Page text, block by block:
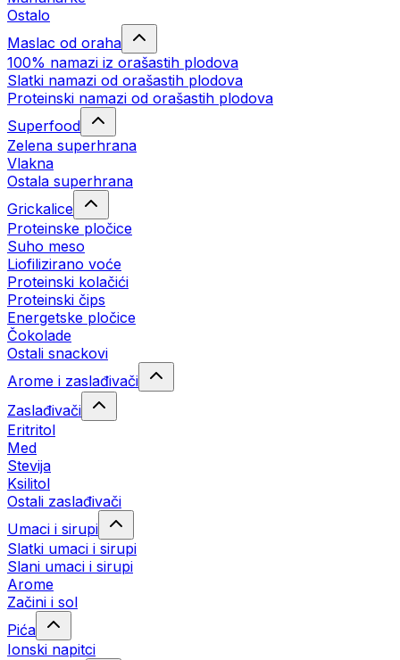
Ostalo
Maslac od oraha
100% namazi iz orašastih plodova
Slatki namazi od orašastih plodova
Proteinski namazi od orašastih plodova
Superfood
Zelena superhrana
Vlakna
Ostala superhrana
Grickalice
Proteinske pločice
Suho meso
Liofilizirano voće
Proteinski kolačići
Proteinski čips
Energetske pločice
Čokolade
Ostali snackovi
Arome i zaslađivači
Zaslađivači
Eritritol
Med
Stevija
Ksilitol
Ostali zaslađivači
Umaci i sirupi
Slatki umaci i sirupi
Slani umaci i sirupi
Arome
Začini i sol
Pića
Ionski napitci